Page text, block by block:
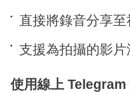
直接將錄音分享至
支援為拍攝的影片
使用線上 Telegram